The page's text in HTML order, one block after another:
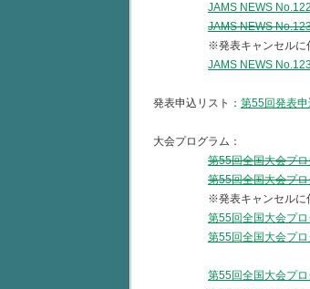
JAMS NEWS
JAMS NEWS
※発表キャンセルに伴い
JAMS NEWS
発表申込リスト： 第55回発表
大会プログラム：
第55回全国大会プ
第55回全国大会プ
※発表キャンセルに伴い
第55回全国大会プ
第55回全国大会プ
第55回全国大会プ